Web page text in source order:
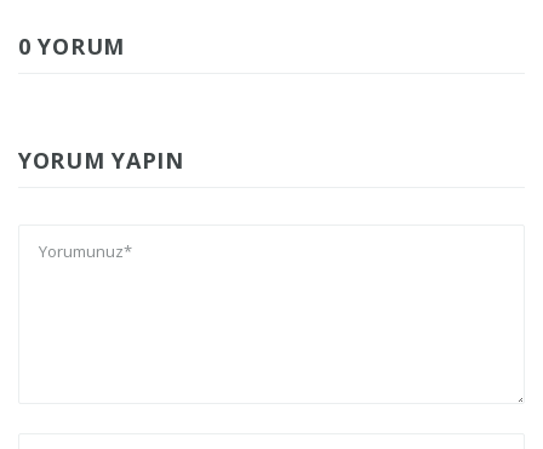
0 YORUM
YORUM YAPIN